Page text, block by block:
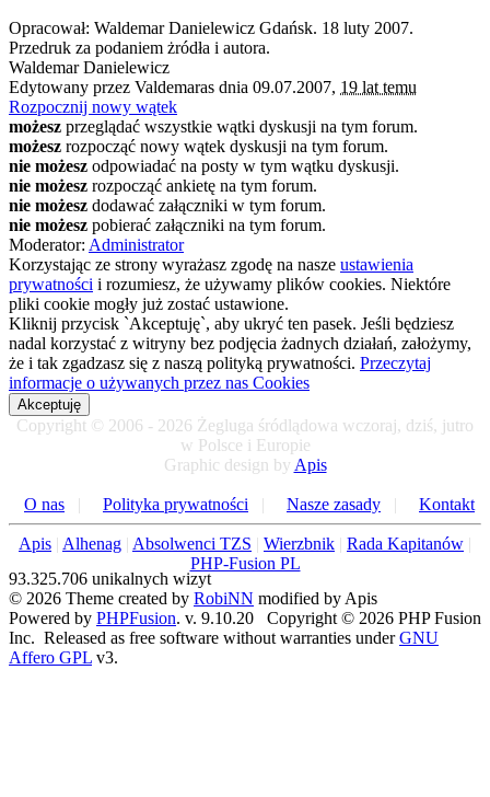
Opracował: Waldemar Danielewicz Gdańsk. 18 luty 2007.
Przedruk za podaniem żródła i autora.
Waldemar Danielewicz
Edytowany przez Valdemaras dnia 09.07.2007, 19 lat temu
Rozpocznij nowy wątek
możesz przeglądać wszystkie wątki dyskusji na tym forum.
możesz rozpocząć nowy wątek dyskusji na tym forum.
nie możesz odpowiadać na posty w tym wątku dyskusji.
nie możesz rozpocząć ankietę na tym forum.
nie możesz dodawać załączniki w tym forum.
nie możesz pobierać załączniki na tym forum.
Moderator: Administrator
Korzystając ze strony wyrażasz zgodę na nasze ustawienia
prywatności i rozumiesz, że używamy plików cookies. Niektóre
pliki cookie mogły już zostać ustawione.
Kliknij przycisk `Akceptuję`, aby ukryć ten pasek. Jeśli będziesz
nadal korzystać z witryny bez podjęcia żadnych działań, założymy,
że i tak zgadzasz się z naszą polityką prywatności. Przeczytaj
informacje o używanych przez nas Cookies
Akceptuję
Copyright © 2006 - 2026 Żegluga śródlądowa wczoraj, dziś, jutro
w Polsce i Europie
Graphic design by Apis
O nas | Polityka prywatności | Nasze zasady | Kontakt
Apis | Alhenag | Absolwenci TZS | Wierzbnik | Rada Kapitanów |
PHP-Fusion PL
93.325.706 unikalnych wizyt
© 2026 Theme created by RobiNN modified by Apis
Powered by PHPFusion. v. 9.10.20 Copyright © 2026 PHP Fusion
Inc. Released as free software without warranties underGNU
Affero GPL v3.